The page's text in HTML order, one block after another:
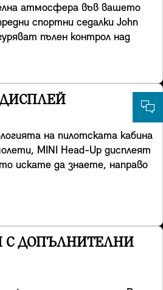
атмосфера във вашето
спортни седалки John
пълен контрол над
на спортните седалки, те
подглавници и
опора за раменете,
Те предлагат и удобен джоб
Те са включени във
ДИСПЛЕЙ
на пилотската кабина
MINI Head-Up дисплеят
искате да знаете, направо
показва ключови данни
и детайли за
Възможно най-ясен,
качество на
С ДОПЪЛНИТЕЛНИ